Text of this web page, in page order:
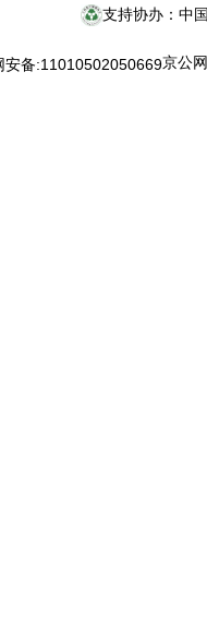
支持协办：中
京公